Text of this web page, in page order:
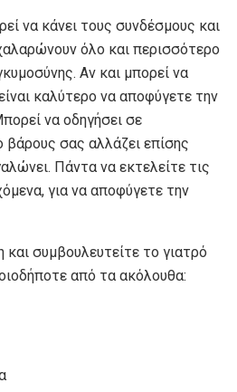
να κάνει τους συνδέσμους και
όλο και περισσότερο
Αν και μπορεί να
καλύτερο να αποφύγετε την
να οδηγήσει σε
βάρους σας αλλάζει επίσης
Πάντα να εκτελείτε τις
για να αποφύγετε την
συμβουλευτείτε το γιατρό
από τα ακόλουθα: